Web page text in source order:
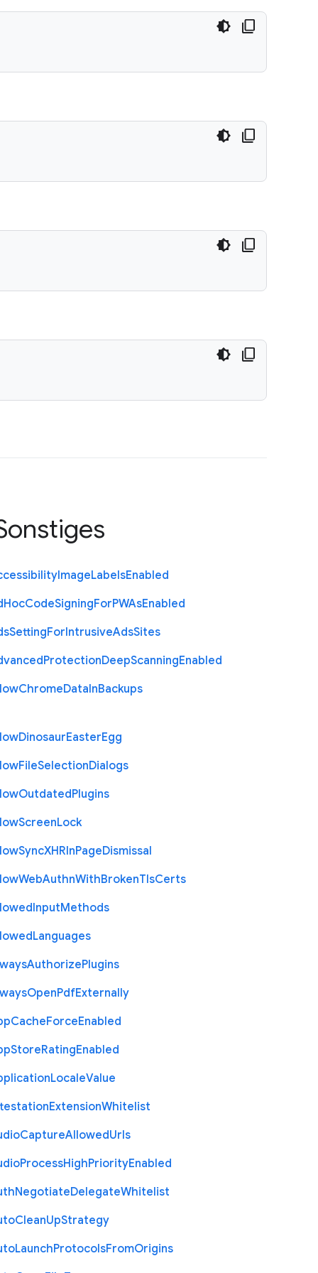
ImageLabelsEnabled
HocCodeSigningForPWAsEnabled
SettingForIntrusiveAdsSites
ProtectionDeepScanningEnabled
ChromeDataInBackups
DinosaurEasterEgg
FileSelectionDialogs
OutdatedPlugins
ScreenLock
SyncXHRInPageDismissal
WebAuthnWithBrokenTlsCerts
InputMethods
Languages
AuthorizePlugins
OpenPdfExternally
CacheForceEnabled
StoreRatingEnabled
LocaleValue
ExtensionWhitelist
CaptureAllowedUrls
ProcessHighPriorityEnabled
NegotiateDelegateWhitelist
CleanUpStrategy
LaunchProtocolsFromOrigins